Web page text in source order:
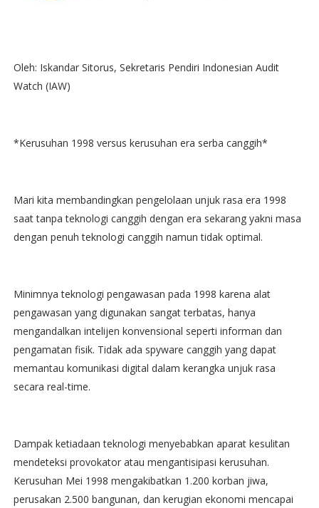
Oleh: Iskandar Sitorus, Sekretaris Pendiri Indonesian Audit
Watch (IAW)
*Kerusuhan 1998 versus kerusuhan era serba canggih*
Mari kita membandingkan pengelolaan unjuk rasa era 1998
saat tanpa teknologi canggih dengan era sekarang yakni masa
dengan penuh teknologi canggih namun tidak optimal.
Minimnya teknologi pengawasan pada 1998 karena alat
pengawasan yang digunakan sangat terbatas, hanya
mengandalkan intelijen konvensional seperti informan dan
pengamatan fisik. Tidak ada spyware canggih yang dapat
memantau komunikasi digital dalam kerangka unjuk rasa
secara real-time.
Dampak ketiadaan teknologi menyebabkan aparat kesulitan
mendeteksi provokator atau mengantisipasi kerusuhan.
Kerusuhan Mei 1998 mengakibatkan 1.200 korban jiwa,
perusakan 2.500 bangunan, dan kerugian ekonomi mencapai